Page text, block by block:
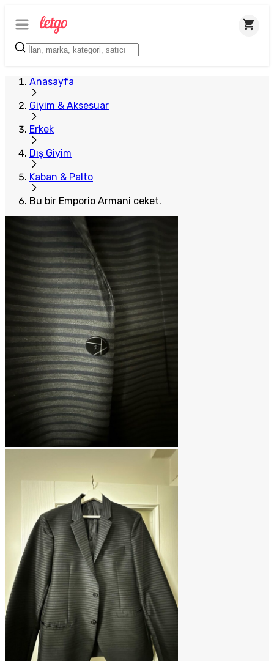
Anasayfa
Giyim & Aksesuar
Erkek
Dış Giyim
Kaban & Palto
Bu bir Emporio Armani ceket.